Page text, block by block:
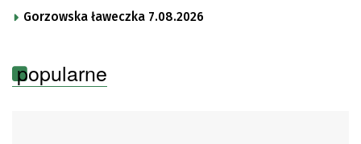
Gorzowska ławeczka 7.08.2026
popularne